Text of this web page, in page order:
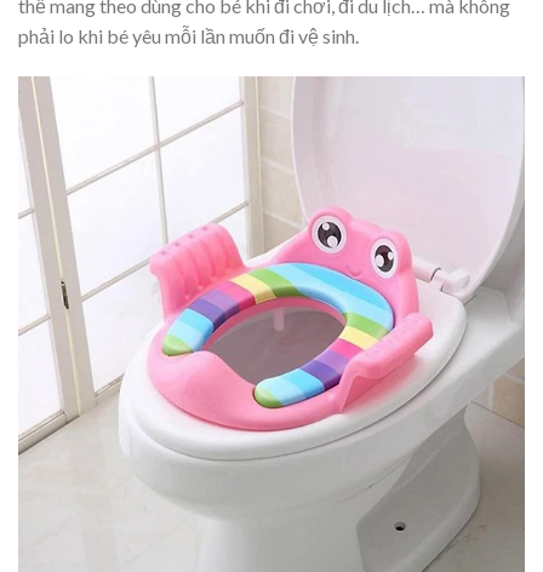
thể mang theo dùng cho bé khi đi chơi, đi du lịch… mà không
phải lo khi bé yêu mỗi lần muốn đi vệ sinh.